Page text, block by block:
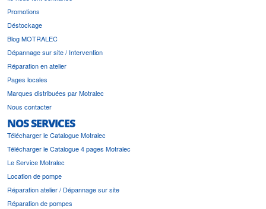
Promotions
Déstockage
Blog MOTRALEC
Dépannage sur site / Intervention
Réparation en atelier
Pages locales
Marques distribuées par Motralec
Nous contacter
NOS SERVICES
Télécharger le Catalogue Motralec
Télécharger le Catalogue 4 pages Motralec
Le Service Motralec
Location de pompe
Réparation atelier / Dépannage sur site
Réparation de pompes